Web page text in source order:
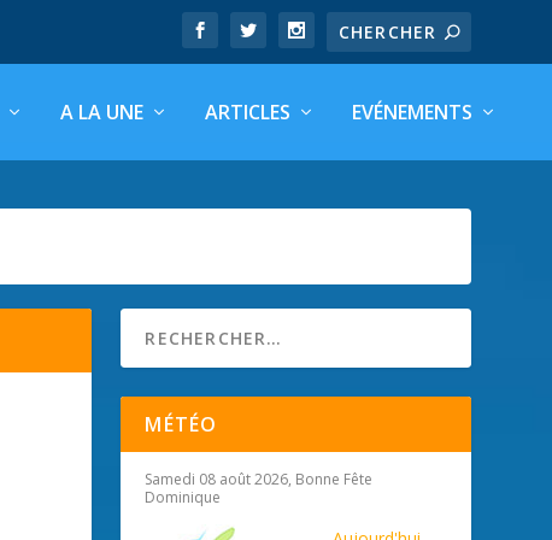
A LA UNE ARTICLES EVÉNEMENTS
MÉTÉO
Samedi 08 août 2026, Bonne Fête
Dominique